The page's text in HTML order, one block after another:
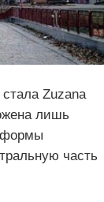
Zuzana
лишь
часть